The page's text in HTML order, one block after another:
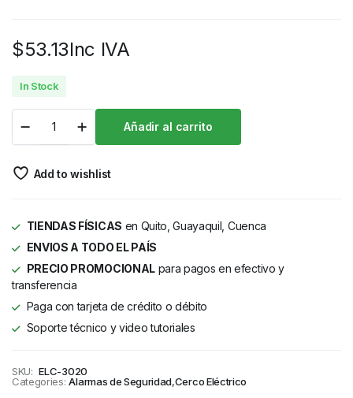
$53.13Inc IVA
In Stock
Añadir al carrito
Add to wishlist
TIENDAS FÍSICAS en Quito, Guayaquil, Cuenca
ENVIOS A TODO EL PAÍS
PRECIO PROMOCIONALpara pagos en efectivo y
transferencia
Paga con tarjeta de crédito o débito
Soporte técnico y video tutoriales
SKU: ELC-3020
Categories: Alarmas de Seguridad,Cerco Eléctrico